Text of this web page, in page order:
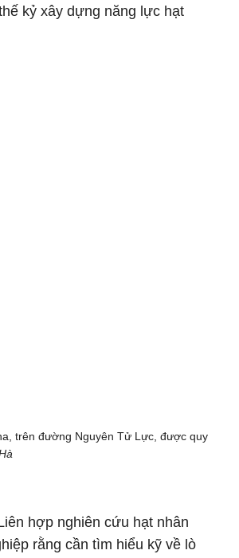
kỷ xây dựng năng lực hạt
trên đường Nguyên Tử Lực, được quy
hợp nghiên cứu hạt nhân
rằng cần tìm hiểu kỹ về lò